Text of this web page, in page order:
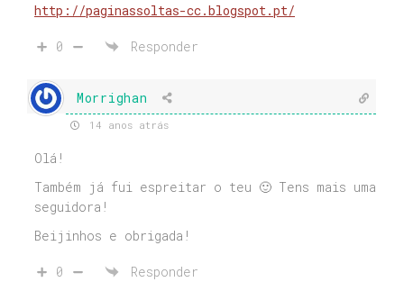
http://paginassoltas-cc.blogspot.pt/
0 Responder
Morrighan
14 anos atrás
Olá!
Também já fui espreitar o teu 🙂 Tens mais uma
seguidora!
Beijinhos e obrigada!
0 Responder